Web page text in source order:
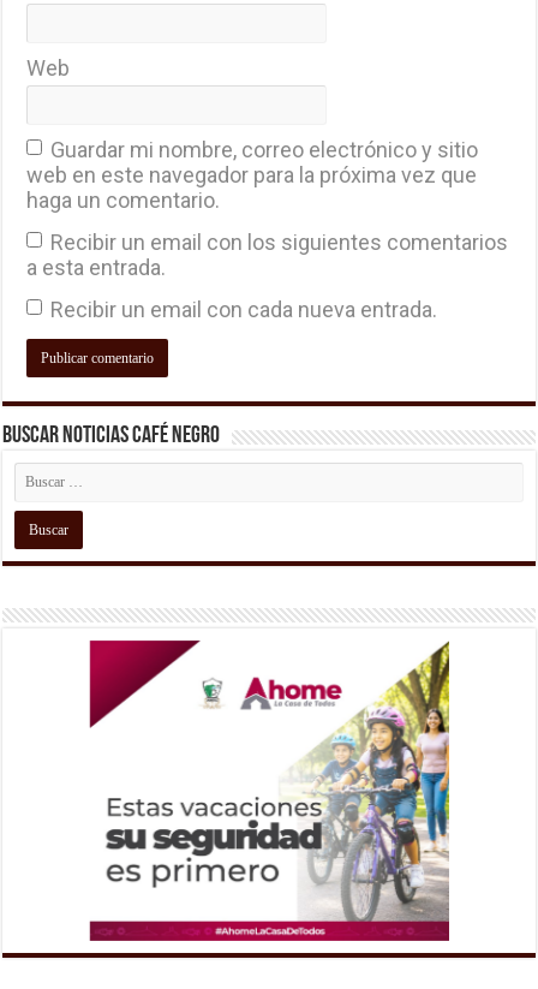
Web
Guardar mi nombre, correo electrónico y sitio
web en este navegador para la próxima vez que
haga un comentario.
Recibir un email con los siguientes comentarios
a esta entrada.
Recibir un email con cada nueva entrada.
Buscar Noticias Café Negro